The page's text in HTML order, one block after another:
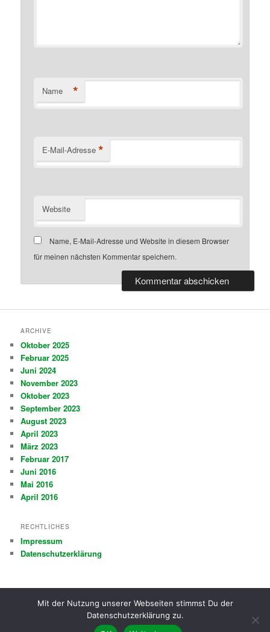
Name *
E-Mail-Adresse *
Website
Name, E-Mail-Adresse und Website in diesem Browser
für meinen nächsten Kommentar speichern.
ARCHIVE
Oktober 2025
Februar 2025
Juni 2024
November 2023
Oktober 2023
September 2023
August 2023
April 2023
März 2023
Februar 2017
Juni 2016
Mai 2016
April 2016
RECHTLICHES
Impressum
Datenschutzerklärung
Datenschutzerklärung Stolz präsentiert von WordPress
Mit der Nutzung unserer Webseiten stimmst Du der
Datenschutzerklärung zu.